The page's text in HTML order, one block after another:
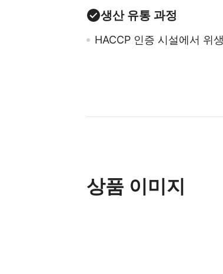
생산 유통 과정
HACCP 인증 시설에서 위
상품 이미지